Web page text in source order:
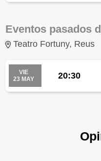
Eventos pasados
Teatro Fortuny, Reus
VIE
23 MAY
20:30